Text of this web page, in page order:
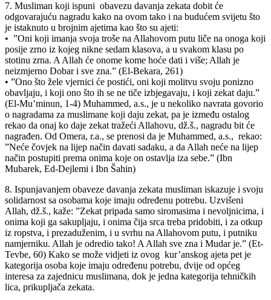
7. Musliman koji ispuni obavezu davanja zekata dobit će
odgovarajuću nagradu kako na ovom tako i na budućem svijetu što
je istaknuto u brojnim ajetima kao što su ajeti:
• ”Oni koji imanja svoja troše na Allahovom putu liče na onoga koji
posije zrno iz kojeg nikne sedam klasova, a u svakom klasu po
stotinu zrna. A Allah će onome kome hoće dati i više; Allah je
neizmjerno Dobar i sve zna.” (El-Bekara, 261)
• ”Ono što žele vjernici će postići, oni koji molitvu svoju ponizno
obavljaju, i koji ono što ih se ne tiče izbjegavaju, i koji zekat daju.”
(El-Mu’minun, 1-4) Muhammed, a.s., je u nekoliko navrata govorio
o nagradama za muslimane koji daju zekat, pa je između ostalog
rekao da onaj ko daje zekat tražeći Allahovu, dž.š., nagradu bit će
nagrađen. Od Omera, r.a., se prenosi da je Muhammed, a.s., rekao:
”Neće čovjek na lijep način davati sadaku, a da Allah neće na lijep
način postupiti prema onima koje on ostavlja iza sebe.” (Ibn
Mubarek, Ed-Dejlemi i Ibn Šahin)
8. Ispunjavanjem obaveze davanja zekata musliman iskazuje i svoju
solidarnost sa osobama koje imaju određenu potrebu. Uzvišeni
Allah, dž.š., kaže: ”Zekat pripada samo siromasima i nevoljnicima, i
onima koji ga sakupljaju, i onima čija srca treba pridobiti, i za otkup
iz ropstva, i prezaduženim, i u svrhu na Allahovom putu, i putniku
namjerniku. Allah je odredio tako! A Allah sve zna i Mudar je.” (Et-
Tevbe, 60) Kako se može vidjeti iz ovog kur’anskog ajeta pet je
kategorija osoba koje imaju određenu potrebu, dvije od općeg
interesa za zajednicu muslimana, dok je jedna kategorija tehničkih
lica, prikupljača zekata.